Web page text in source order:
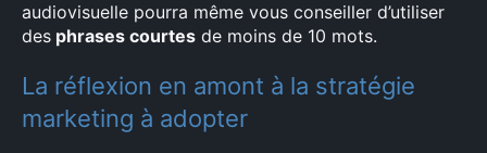
audiovisuelle pourra même vous conseiller d’utiliser
des phrases courtes de moins de 10 mots.
La réflexion en amont à la stratégie
marketing à adopter